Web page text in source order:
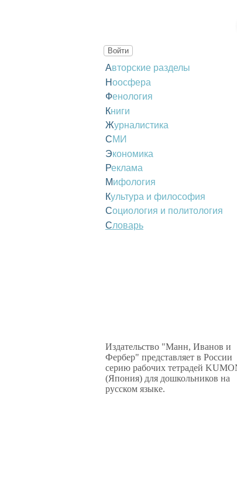
Войти
Авторские разделы
Ноосфера
Фенология
Книги
Журналистика
СМИ
Экономика
Реклама
Мифология
Культура и философия
Социология и политология
Словарь
Издательство "Манн, Иванов и
Фербер" представляет в России
серию рабочих тетрадей
(Япония) для дошкольников на
русском языке.